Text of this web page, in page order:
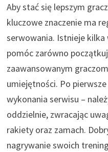
Aby stać się lepszym
kluczowe znaczenie ma
serwowania. Istnieje
pomóc zarówno
zaawansowanym
umiejętności. Po
wykonania serwisu –
oddzielnie, zwracając
rakiety oraz zamach.
nagrywanie swoich